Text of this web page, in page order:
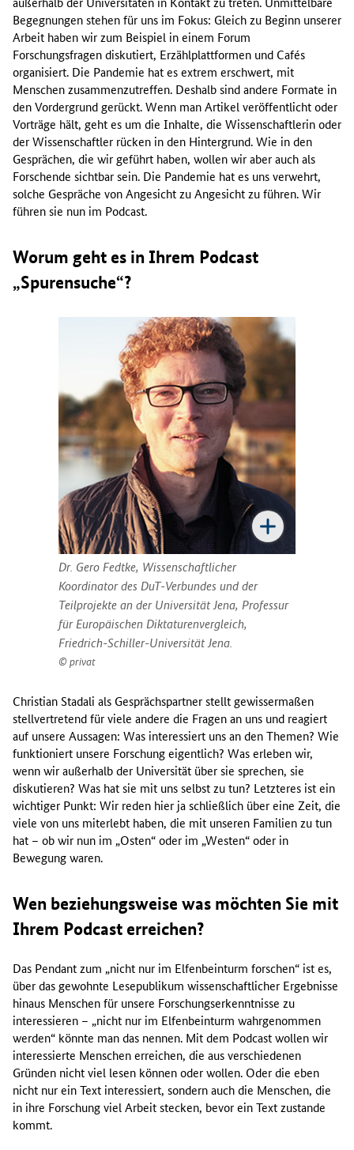
Begegnungen stehen für uns im Fokus: Gleich zu Beginn unserer
Arbeit haben wir zum Beispiel in einem Forum
Forschungsfragen diskutiert, Erzählplattformen und Cafés
organisiert. Die Pandemie hat es extrem erschwert, mit
Menschen zusammenzutreffen. Deshalb sind andere Formate in
den Vordergrund gerückt. Wenn man Artikel veröffentlicht oder
Vorträge hält, geht es um die Inhalte, die Wissenschaftlerin oder
der Wissenschaftler rücken in den Hintergrund. Wie in den
Gesprächen, die wir geführt haben, wollen wir aber auch als
Forschende sichtbar sein. Die Pandemie hat es uns verwehrt,
solche Gespräche von Angesicht zu Angesicht zu führen. Wir
führen sie nun im Podcast.
Worum geht es in Ihrem Podcast
„Spurensuche“?
Dr. Gero Fedtke, Wissenschaftlicher
Koordinator des DuT-Verbundes und der
Teilprojekte an der Universität Jena, Professur
für Europäischen Diktaturenvergleich,
Friedrich-Schiller-Universität Jena.
privat
Christian Stadali als Gesprächspartner stellt gewissermaßen
stellvertretend für viele andere die Fragen an uns und reagiert
auf unsere Aussagen: Was interessiert uns an den Themen? Wie
funktioniert unsere Forschung eigentlich? Was erleben wir,
wenn wir außerhalb der Universität über sie sprechen, sie
diskutieren? Was hat sie mit uns selbst zu tun? Letzteres ist ein
wichtiger Punkt: Wir reden hier ja schließlich über eine Zeit, die
viele von uns miterlebt haben, die mit unseren Familien zu tun
hat – ob wir nun im „Osten“ oder im „Westen“ oder in
Bewegung waren.
Wen beziehungsweise was möchten Sie mit
Ihrem Podcast erreichen?
Das Pendant zum „nicht nur im Elfenbeinturm forschen“ ist es,
über das gewohnte Lesepublikum wissenschaftlicher Ergebnisse
hinaus Menschen für unsere Forschungserkenntnisse zu
interessieren – „nicht nur im Elfenbeinturm wahrgenommen
werden“ könnte man das nennen. Mit dem Podcast wollen wir
interessierte Menschen erreichen, die aus verschiedenen
Gründen nicht viel lesen können oder wollen. Oder die eben
nicht nur ein Text interessiert, sondern auch die Menschen, die
in ihre Forschung viel Arbeit stecken, bevor ein Text zustande
kommt.